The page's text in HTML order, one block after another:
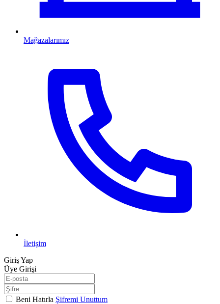
Mağazalarımız
İletişim
Giriş Yap
Üye Girişi
Beni Hatırla Şifremi Unuttum